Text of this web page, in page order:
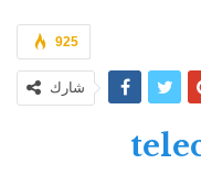
925
شارك